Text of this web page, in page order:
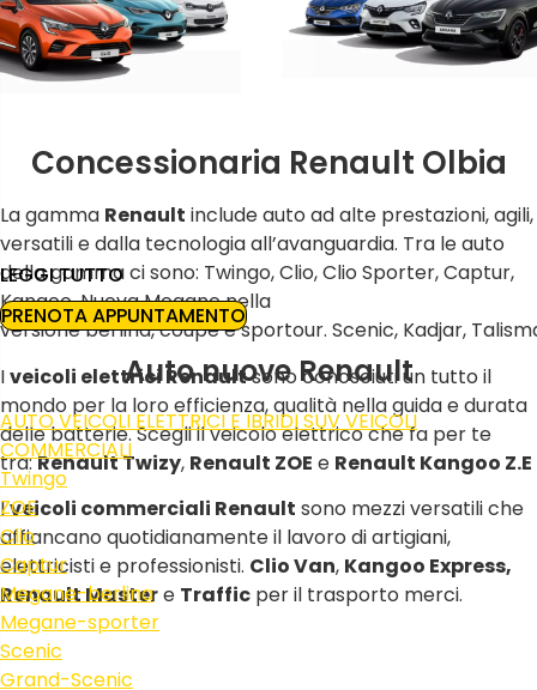
Concessionaria Renault Olbia
La gamma Renault include auto ad alte prestazioni, agili,
versatili e dalla tecnologia all’avanguardia. Tra le auto
della gamma ci sono: Twingo, Clio, Clio Sporter, Captur,
Kangoo, Nuova Megane nella
versione berlina, coupè e sportour. Scenic, Kadjar,
Iveicoli elettrici Renaultsono conosciuti un tutto il
mondo per la loro efficienza, qualità nella guida e durata
delle batterie. Scegli il veicolo elettrico che fa per te
tra:Renault Twizy, Renault ZOE e Renault Kangoo Z.E
Iveicoli commerciali Renault sono mezzi versatili che
affiancano quotidianamente il lavoro di artigiani,
elettricisti e professionisti. Clio Van, Kangoo Express,
Renault Mastere Traffic per il trasporto merci.
LEGGI TUTTO
PRENOTA APPUNTAMENTO
Auto nuove Renault
AUTOVEICOLI ELETTRICI E IBRIDISUVVEICOLI
COMMERCIALI
Twingo
ZOE
Clio
Captur
Megane-berlina
Megane-sporter
Scenic
Grand-Scenic